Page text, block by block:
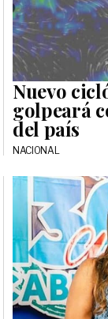
Nuevo
golpeará
del país
NACIONAL